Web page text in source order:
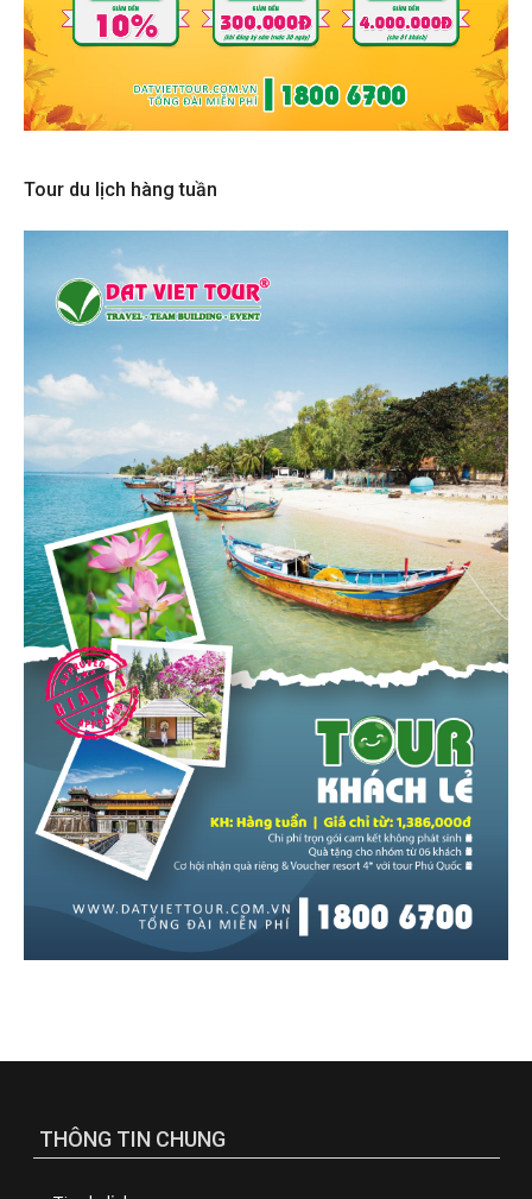
Tour du lịch hàng tuần
THÔNG TIN CHUNG